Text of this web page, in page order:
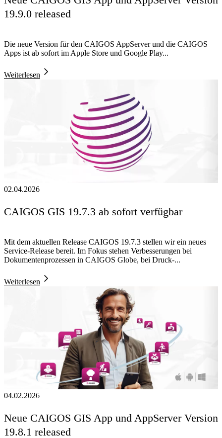
19.9.0 released
Die neue Version für den CAIGOS AppServer und die CAIGOS
Apps ist ab sofort im Apple Store und Google Play...
Weiterlesen
02.04.2026
CAIGOS GIS 19.7.3 ab sofort verfügbar
Mit dem aktuellen Release CAIGOS 19.7.3 stellen wir ein neues
Service-Release bereit. Im Fokus stehen Verbesserungen bei
Dokumentenprozessen in CAIGOS Globe, bei Druck-...
Weiterlesen
04.02.2026
Neue CAIGOS GIS App und AppServer Version
19.8.1 released